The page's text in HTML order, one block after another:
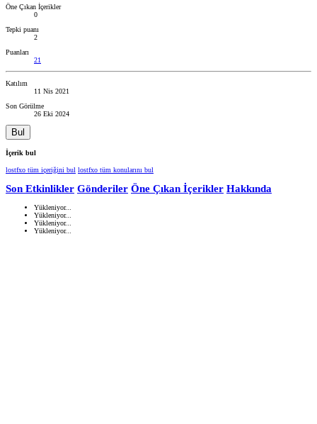
Öne Çıkan İçerikler
0
Tepki puanı
2
Puanları
21
Katılım
11 Nis 2021
Son Görülme
26 Eki 2024
Bul
İçerik bul
lostfxo tüm içeriğini bul lostfxo tüm konularını bul
Son Etkinlikler Gönderiler Öne Çıkan İçerikler Hakkında
Yükleniyor...
Yükleniyor...
Yükleniyor...
Yükleniyor...